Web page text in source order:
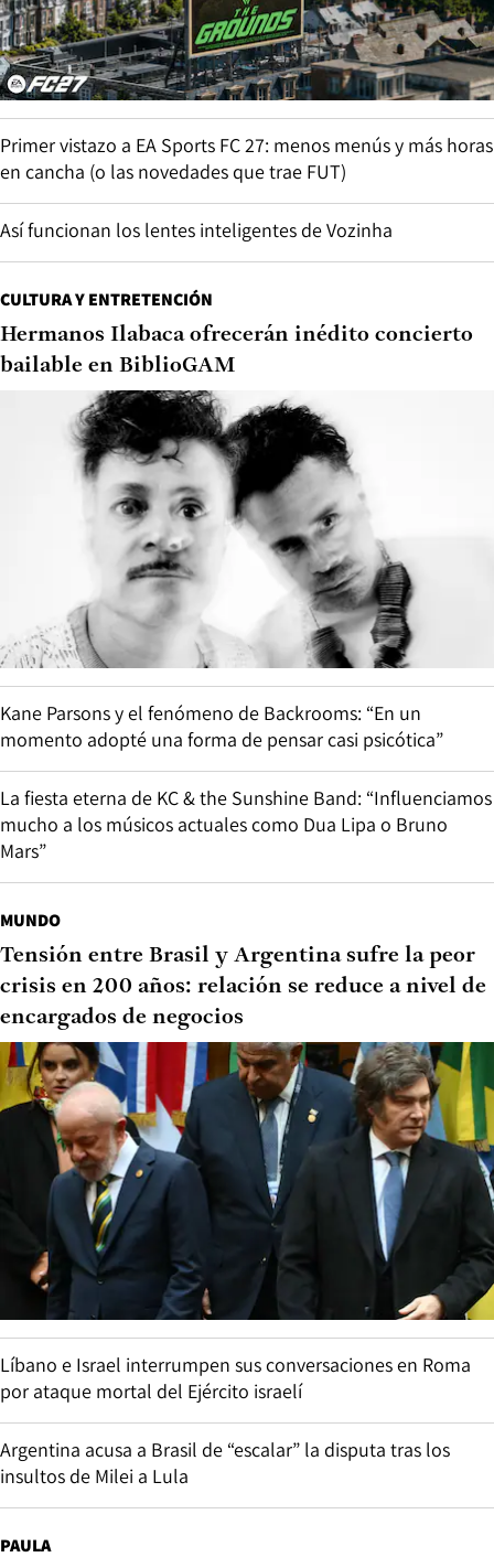
Primer vistazo a EA Sports FC 27: menos menús y más horas
en cancha (o las novedades que trae FUT)
Así funcionan los lentes inteligentes de Vozinha
CULTURA Y ENTRETENCIÓN
Hermanos Ilabaca ofrecerán inédito concierto
bailable en BiblioGAM
Kane Parsons y el fenómeno de Backrooms: “En un
momento adopté una forma de pensar casi psicótica”
La fiesta eterna de KC & the Sunshine Band: “Influenciamos
mucho a los músicos actuales como Dua Lipa o Bruno
Mars”
MUNDO
Tensión entre Brasil y Argentina sufre la peor
crisis en 200 años: relación se reduce a nivel de
encargados de negocios
Líbano e Israel interrumpen sus conversaciones en Roma
por ataque mortal del Ejército israelí
Argentina acusa a Brasil de “escalar” la disputa tras los
insultos de Milei a Lula
PAULA